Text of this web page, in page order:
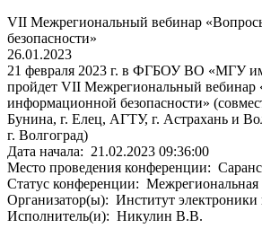
VII Межрегиональный вебинар
безопасности»
26.01.2023
21 февраля 2023 г. в ФГБОУ ВО «МГУ
пройдет VII Межрегиональный вебинар
информационной безопасности»
Бунина, г. Елец, АГТУ, г. Астрахань и
г. Волгоград)
Дата начала: 21.02.2023 09:36:00
Место проведения конференции:
Статус конференции: Межрегиональная
Организатор(ы): Институт электроники
Исполнитель(и): Никулин В.В.